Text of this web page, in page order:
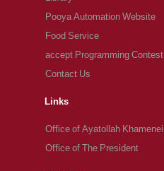
Pooya Automation Website
Food Service
accept Programming Contest
Contact Us
Links
Office of Ayatollah Khamenei
Office of The President